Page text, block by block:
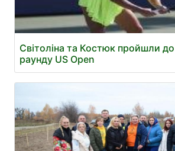
Світоліна та Костюк пройшли
раунду US Open